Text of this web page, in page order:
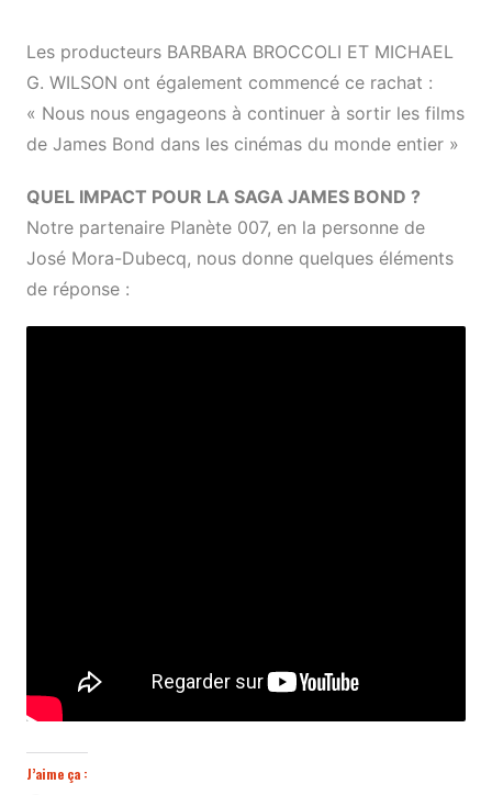
Les producteurs BARBARA BROCCOLI ET MICHAEL
G. WILSON ont également commencé ce rachat :
« Nous nous engageons à continuer à sortir les films
de James Bond dans les cinémas du monde entier »
QUEL IMPACT POUR LA SAGA JAMES BOND ?
Notre partenaire Planète 007, en la personne de
José Mora-Dubecq, nous donne quelques éléments
de réponse :
J’aime ça :